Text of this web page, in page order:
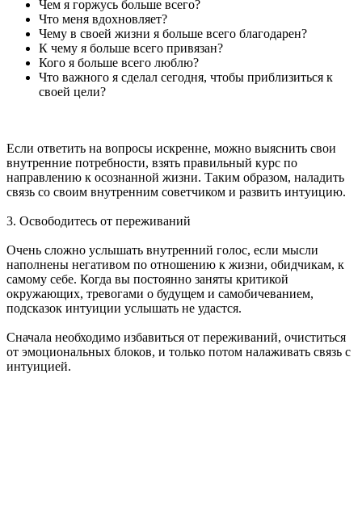
Чем я горжусь больше всего?
Что меня вдохновляет?
Чему в своей жизни я больше всего благодарен?
К чему я больше всего привязан?
Кого я больше всего люблю?
Что важного я сделал сегодня, чтобы приблизиться к
своей цели?
Если ответить на вопросы искренне, можно выяснить свои
внутренние потребности, взять правильный курс по
направлению к осознанной жизни. Таким образом, наладить
связь со своим внутренним советчиком и развить интуицию.
3. Освободитесь от переживаний
Очень сложно услышать внутренний голос, если мысли
наполнены негативом по отношению к жизни, обидчикам, к
самому себе. Когда вы постоянно заняты критикой
окружающих, тревогами о будущем и самобичеванием,
подсказок интуиции услышать не удастся.
Сначала необходимо избавиться от переживаний, очиститься
от эмоциональных блоков, и только потом налаживать связь с
интуицией.